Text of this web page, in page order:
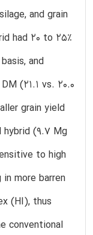
and grain
had 20 to 25%
and
(21.1 vs. 20.0
grain yield
hybrid (9.7 Mg
to high
more barren
(HI), thus
conventional